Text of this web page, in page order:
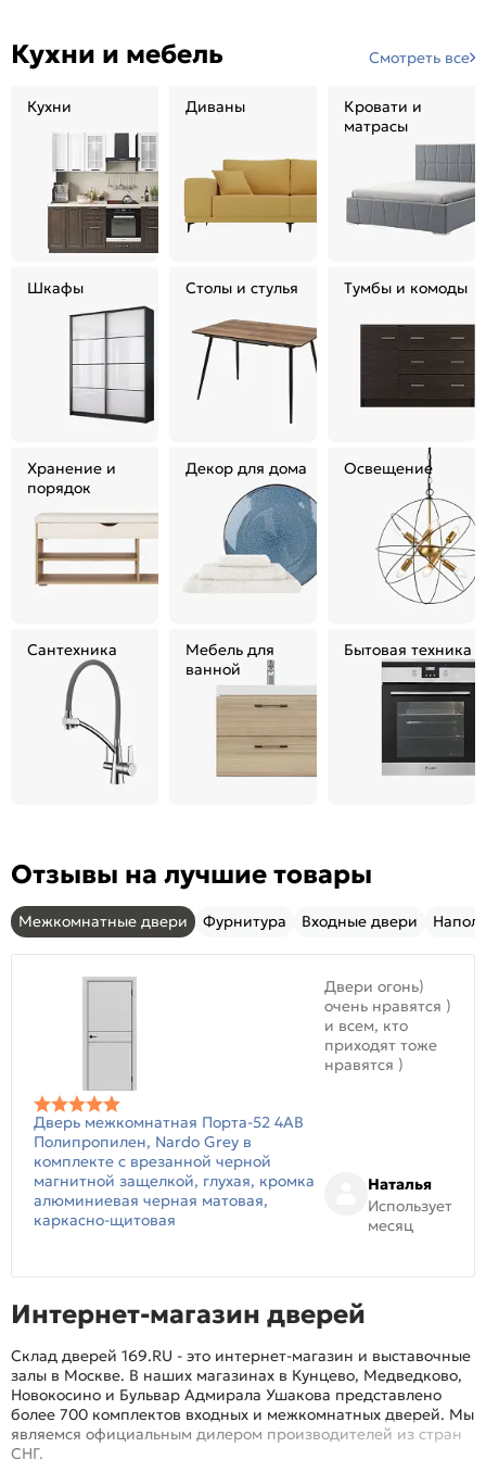
Кухни и мебель Смотреть все
Кухни Диваны
Кровати и
матрасы
Шкафы Столы и стулья Тумбы и комоды
Хранение и
порядок
Декор для дома Освещение
Сантехника
Мебель для
ванной
Бытовая техника
Отзывы на лучшие товары
Межкомнатные двери Фурнитура Входные двери
Дверь межкомнатная Порта-52 4AB
Полипропилен, Nardo Grey в
комплекте с врезанной черной
магнитной защелкой, глухая, кромка
алюминиевая черная матовая,
каркасно-щитовая
Двери огонь)
очень нравятся )
и всем, кто
приходят тоже
нравятся )
Наталья
Использует
месяц
Интернет-магазин дверей
Склад дверей 169.RU - это интернет-магазин и выставочные
залы в Москве. В наших магазинах в Кунцево, Медведково,
Новокосино и Бульвар Адмирала Ушакова представлено
более 700 комплектов входных и межкомнатных дверей. Мы
являемся официальным дилером производителей из стран
СНГ.